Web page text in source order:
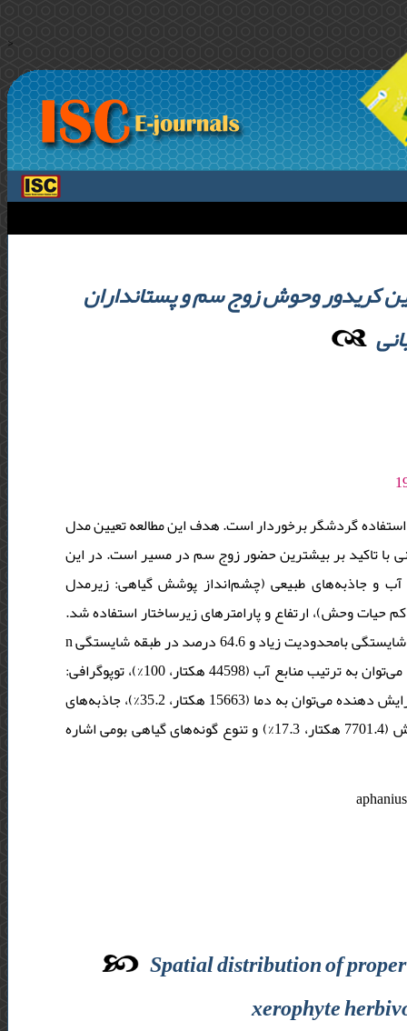
>
کریدور وحوش زوج سم و پستانداران
استفاده گردشگر برخوردار است. هدف این مطالعه تعیین مدل
با تاکید بر بیشترین حضور زوج سم در مسیر است. در این
آب و جاذبه‌های طبیعی (چشم‌انداز پوشش گیاهی: زیرمدل
وحش)، ارتفاع و پارامترهای زیرساختار استفاده شد.
نتایج نهایی شایستگی تفرج کنندگان علمی نشان داد که 35.4 درصد در طبقه شایستگی بامحدودیت زیاد و 64.6 درصد در طبقه شایستگی n
قرار گرفته است. از عوامل محدود کننده تفرج کننده در منطقه حفاظت شده می‌توان به ترتیب منابع آب (44598 هکتار، 100%)، توپوگرافی:
ارتفاع (28935.8 هکتار، 64.8%) و شیب (4.2923 هکتار، 7.6 % ) و از عوامل افزایش دهنده می‌توان به دما (15663 هکتار، 35.2%)، جاذبه‌های
طبیعی مانند چشم‌انداز پوشش گیاهی (12415.54 هکتار، 27.8%) و حیات وحش (7701.4 هکتار، 17.3%) و تنوع گونه‌های گیاهی بومی اشاره
Spatial distribution of
xerophyte